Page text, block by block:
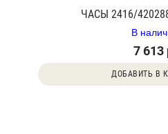
ЧАСЫ 2416/
В
7 613
ДОБАВИТЬ В